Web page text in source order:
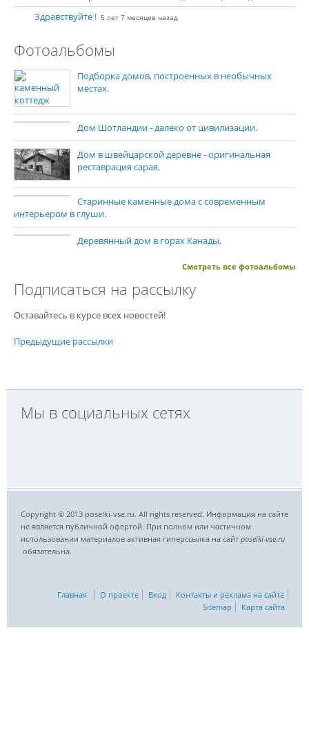
Здравствуйте ! 5 лет 7 месяцев назад
Фотоальбомы
Подборка домов, построенных в необычных
местах.
Дом Шотландии - далеко от цивилизации.
Дом в швейцарской деревне - оригинальная
реставрация сарая.
Старинные каменные дома с современным
интерьером в глуши.
Деревянный дом в горах Канады.
Смотреть все фотоальбомы
Подписаться на рассылку
Оставайтесь в курсе всех новостей!
Предыдущие рассылки
Мы в социальных сетях
Copyright © 2013 poselki-vse.ru. All rights reserved. Информация на сайте
не является публичной офертой. При полном или частичном
использовании материалов активная гиперссылка на сайт poselki-vse.ru​
обязательна.
Главная О проекте Вход
Контакты и реклама на сайте
Sitemap
Карта сайта